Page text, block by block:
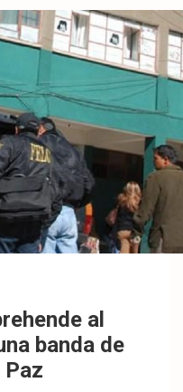
al
banda de